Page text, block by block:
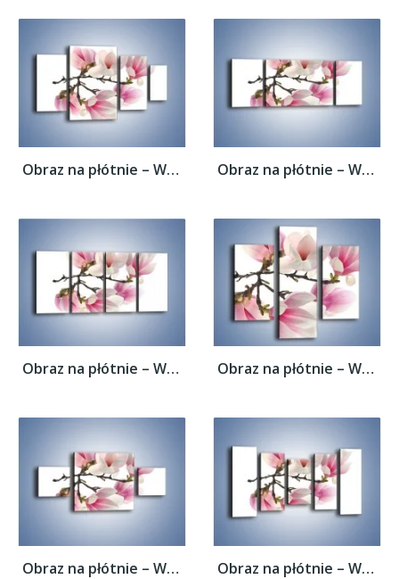
Obraz na płótnie – Wirujące kwiaty... Obraz na płótnie – Wirujące kwiaty...
Obraz na płótnie – Wirujące kwiaty... Obraz na płótnie – Wirujące kwiaty...
Obraz na płótnie – Wirujące kwiaty... Obraz na płótnie – Wirujące kwiaty...